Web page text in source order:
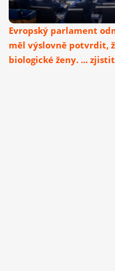
Evropský parlament
měl výslovně potvrdit,
biologické ženy. ...